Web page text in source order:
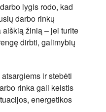
lygis rodo, kad
darbo rinkų
žinią – jei turite
dirbti, galimybių
ir stebėti
rinka gali keistis
energetikos